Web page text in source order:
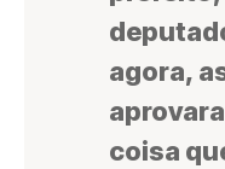
agora,
coisa